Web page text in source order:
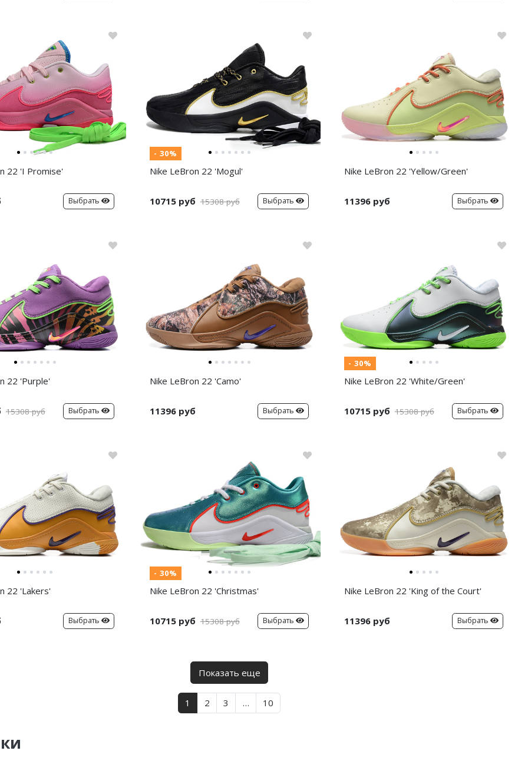
22 'I Promise'
Выбрать
- 30%
Nike LeBron 22 'Mogul'
10715 руб 15308 руб Выбрать
Nike LeBron 22 'Yellow/Green'
11396 руб Выбрать
22 'Purple'
15308 руб Выбрать
Nike LeBron 22 'Camo'
11396 руб Выбрать
- 30%
Nike LeBron 22 'White/Green'
10715 руб 15308 руб Выбрать
22 'Lakers'
Выбрать
- 30%
Nike LeBron 22 'Christmas'
10715 руб 15308 руб Выбрать
Nike LeBron 22 'King of the Court'
11396 руб Выбрать
Показать еще
1 2 3 … 10